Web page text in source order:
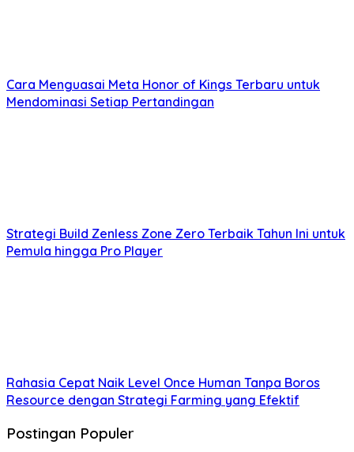
Cara Menguasai Meta Honor of Kings Terbaru untuk
Mendominasi Setiap Pertandingan
Strategi Build Zenless Zone Zero Terbaik Tahun Ini untuk
Pemula hingga Pro Player
Rahasia Cepat Naik Level Once Human Tanpa Boros
Resource dengan Strategi Farming yang Efektif
Postingan Populer